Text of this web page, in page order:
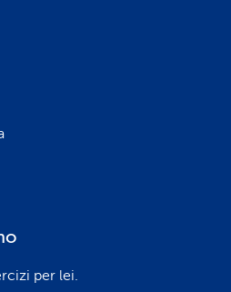
per lei.